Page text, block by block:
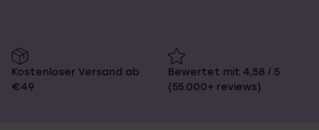
Kostenloser Versand ab
€49
Bewertet mit 4,58 / 5
(55.000+ reviews)